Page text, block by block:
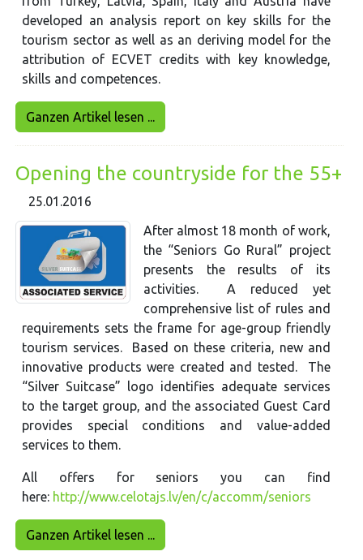
developed an analysis report on key skills for the
tourism sector as well as an deriving model for the
attribution of ECVET credits with key knowledge,
skills and competences.
Ganzen Artikel lesen ...
Opening the countryside for the 55+
25.01.2016
After almost 18 month of work,
the “Seniors Go Rural” project
presents the results of its
activities. A reduced yet
comprehensive list of rules and
requirements sets the frame for age-group friendly
tourism services. Based on these criteria, new and
innovative products were created and tested. The
“Silver Suitcase” logo identifies adequate services
to the target group, and the associated Guest Card
provides special conditions and value-added
services to them.
All offers for seniors you can find
here: http://www.celotajs.lv/en/c/accomm/seniors
Ganzen Artikel lesen ...